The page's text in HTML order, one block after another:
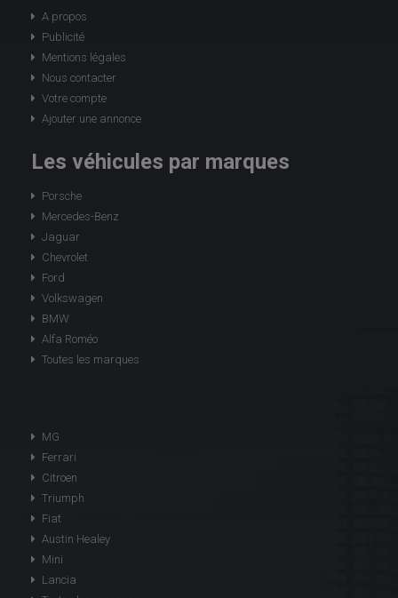
A propos
Publicité
Mentions légales
Nous contacter
Votre compte
Ajouter une annonce
Les véhicules par marques
Porsche
Mercedes-Benz
Jaguar
Chevrolet
Ford
Volkswagen
BMW
Alfa Roméo
Toutes les marques
MG
Ferrari
Citroen
Triumph
Fiat
Austin Healey
Mini
Lancia